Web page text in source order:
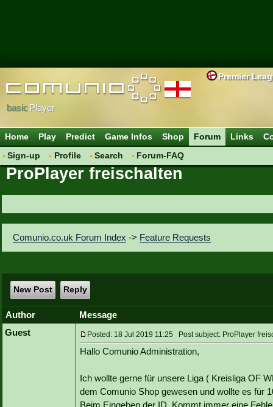
Premier
basicPlayer
Home Play Predict Game Infos Shop
Forum
Sign-up
Profile Search Forum-FAQ
Links
ProPlayer freischalten
Comunio.co.uk Forum Index -> Feature Requests
New Post Reply
Author
Message
Guest
Posted: 18 Jul 2019 11:25 Post subject: ProPlayer
Hallo Comunio Administration,
Ich wollte gerne für unsere Liga ( Kreisliga OF
dem Comunio Shop gewesen und wollte es für